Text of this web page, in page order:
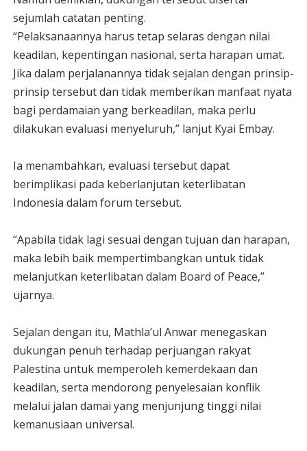
sejumlah catatan penting.
“Pelaksanaannya harus tetap selaras dengan nilai
keadilan, kepentingan nasional, serta harapan umat.
Jika dalam perjalanannya tidak sejalan dengan prinsip-
prinsip tersebut dan tidak memberikan manfaat nyata
bagi perdamaian yang berkeadilan, maka perlu
dilakukan evaluasi menyeluruh,” lanjut Kyai Embay.
Ia menambahkan, evaluasi tersebut dapat
berimplikasi pada keberlanjutan keterlibatan
Indonesia dalam forum tersebut.
“Apabila tidak lagi sesuai dengan tujuan dan harapan,
maka lebih baik mempertimbangkan untuk tidak
melanjutkan keterlibatan dalam Board of Peace,”
ujarnya.
Sejalan dengan itu, Mathla’ul Anwar menegaskan
dukungan penuh terhadap perjuangan rakyat
Palestina untuk memperoleh kemerdekaan dan
keadilan, serta mendorong penyelesaian konflik
melalui jalan damai yang menjunjung tinggi nilai
kemanusiaan universal.